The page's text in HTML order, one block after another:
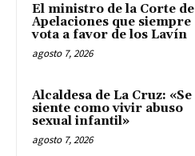
El ministro de la Corte de
Apelaciones que siempre
vota a favor de los Lavín
agosto 7, 2026
Alcaldesa de La Cruz: «Se
siente como vivir abuso
sexual infantil»
agosto 7, 2026